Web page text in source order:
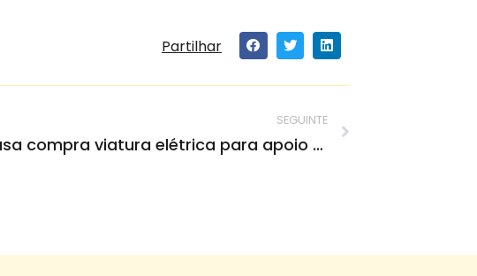
Partilhar
SEGUINTE
Santa Casa compra viatura elétrica para apoio domiciliário